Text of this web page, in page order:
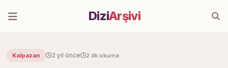
DiziArşivi
Kalpazan 2 yıl önce 2 dk okuma